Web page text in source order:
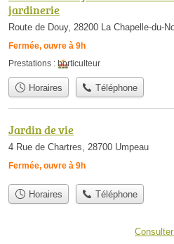
jardinerie
Route de Douy, 28200 La Chapelle-du-
Fermée, ouvre à 9h
Prestations : horticulteur
Horaires Téléphone
Jardin de vie
4 Rue de Chartres, 28700 Umpeau
Fermée, ouvre à 9h
Horaires Téléphone